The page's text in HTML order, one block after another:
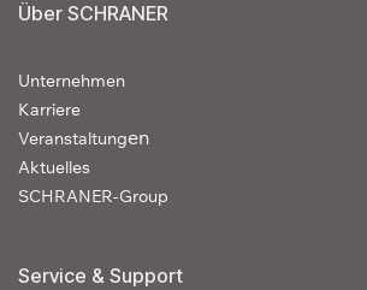
Über SCHRANER
Unternehmen
Karriere
Veranstaltungen
Aktuelles
SCHRANER-Group
Service & Support